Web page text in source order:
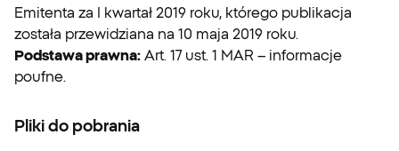
Emitenta za I kwartał 2019 roku, którego publikacja
została przewidziana na 10 maja 2019 roku.
Podstawa prawna: Art. 17 ust. 1 MAR – informacje
poufne.
Pliki do pobrania